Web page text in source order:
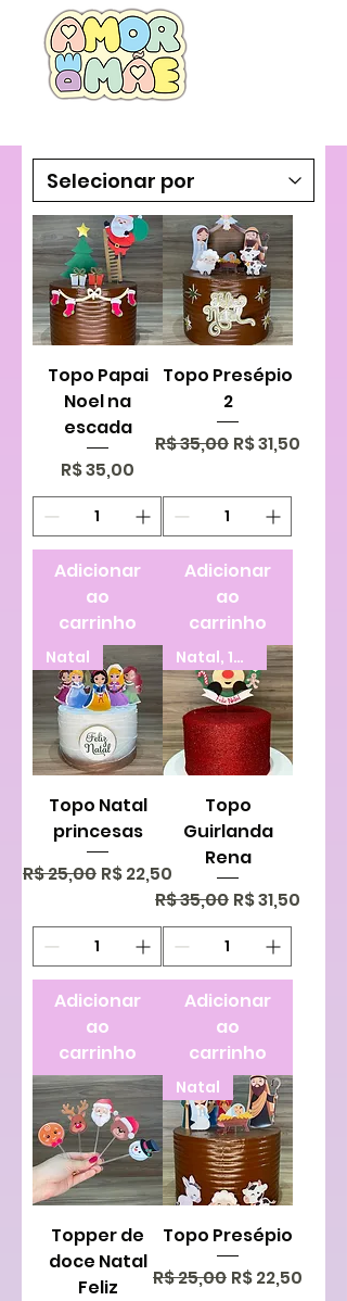
Topo Papai
Noel na
escada
Preço
R$ 35,00
Adicionar
ao
carrinho
Topo Presépio
2
Preço normal
R$ 35,00 Preço
R$ 31,50
Adicionar
ao
carrinho
Natal
Topo Natal
princesas
Preço normal
R$ 25,00 Preço promocional
R$ 22,50
Adicionar
ao
carrinho
Natal, 100%scrap
Topo
Guirlanda
Rena
Preço normal
R$ 35,00 Preço
R$ 31,50
Adicionar
ao
carrinho
Topper de
doce Natal
Feliz
Natal
Topo Presépio
Preço normal
R$ 25,00 Preço
R$ 22,50